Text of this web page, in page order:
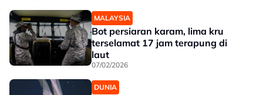
MALAYSIA
Bot persiaran karam, lima kru
terselamat 17 jam terapung di
laut
07/02/2026
DUNIA